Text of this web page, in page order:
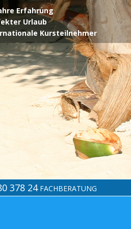
Erfahrung
Urlaub
Kursteilnehmer
378 24 FACHBERATUNG